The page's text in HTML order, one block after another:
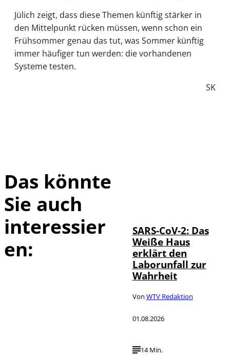
Jülich zeigt, dass diese Themen künftig stärker in
den Mittelpunkt rücken müssen, wenn schon ein
Frühsommer genau das tut, was Sommer künftig
immer häufiger tun werden: die vorhandenen
Systeme testen.
SK
Das könnte
Sie auch
interessier
en:
SARS-CoV-2: Das
Weiße Haus
erklärt den
Laborunfall zur
Wahrheit
Von WTV Redaktion
01.08.2026
14 Min.